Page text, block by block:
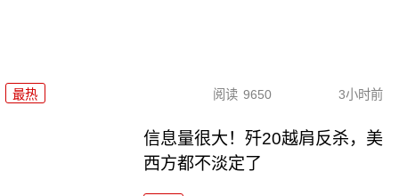
最热 阅读 9650 3小时前
信息量很大！歼20越肩反杀，美
西方都不淡定了